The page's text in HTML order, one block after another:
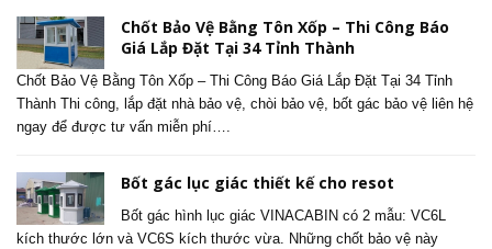
Chốt Bảo Vệ Bằng Tôn Xốp – Thi Công Báo
Giá Lắp Đặt Tại 34 Tỉnh Thành
Chốt Bảo Vệ Bằng Tôn Xốp – Thi Công Báo Giá Lắp Đặt Tại 34 Tỉnh
Thành Thi công, lắp đặt nhà bảo vệ, chòi bảo vệ, bốt gác bảo vệ liên hệ
ngay để được tư vấn miễn phí….
Bốt gác lục giác thiết kế cho resot
Bốt gác hình lục giác VINACABIN có 2 mẫu: VC6L
kích thước lớn và VC6S kích thước vừa. Những chốt bảo vệ này